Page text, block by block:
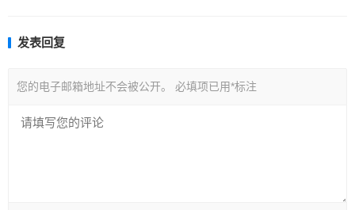
发表回复
您的电子邮箱地址不会被公开。 必填项已用*标注